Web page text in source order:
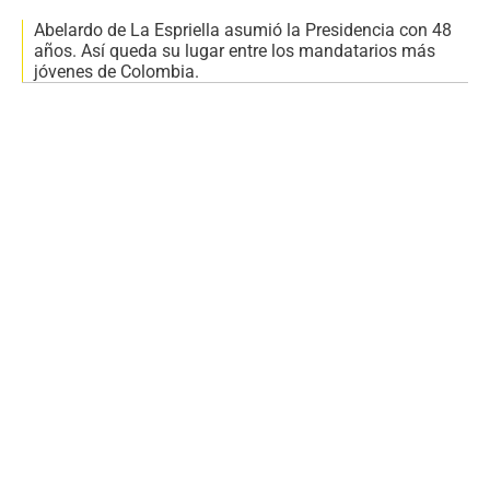
Abelardo de La Espriella asumió la Presidencia con 48
años. Así queda su lugar entre los mandatarios más
jóvenes de Colombia.